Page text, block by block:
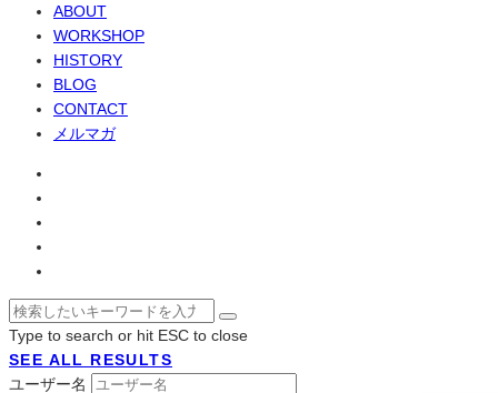
ABOUT
WORKSHOP
HISTORY
BLOG
CONTACT
メルマガ
Type to search or hit ESC to close
SEE ALL RESULTS
ユーザー名